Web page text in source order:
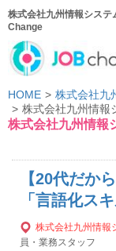
株式会社九州情報シス
Change
HOME
株式会社九
株式会社九州情報
株式会社九州情報
【20代だか
「言語化ス
株式会社九州情報
員・業務スタッフ